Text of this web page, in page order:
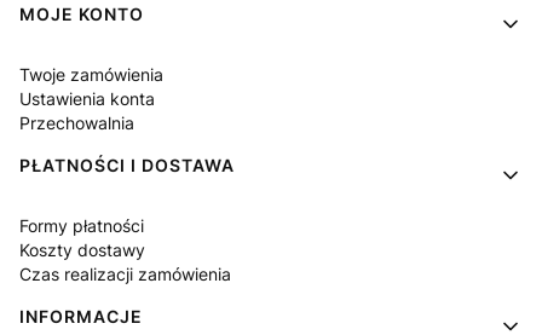
Linki w stopce
MOJE KONTO
Twoje zamówienia
Ustawienia konta
Przechowalnia
PŁATNOŚCI I DOSTAWA
Formy płatności
Koszty dostawy
Czas realizacji zamówienia
INFORMACJE